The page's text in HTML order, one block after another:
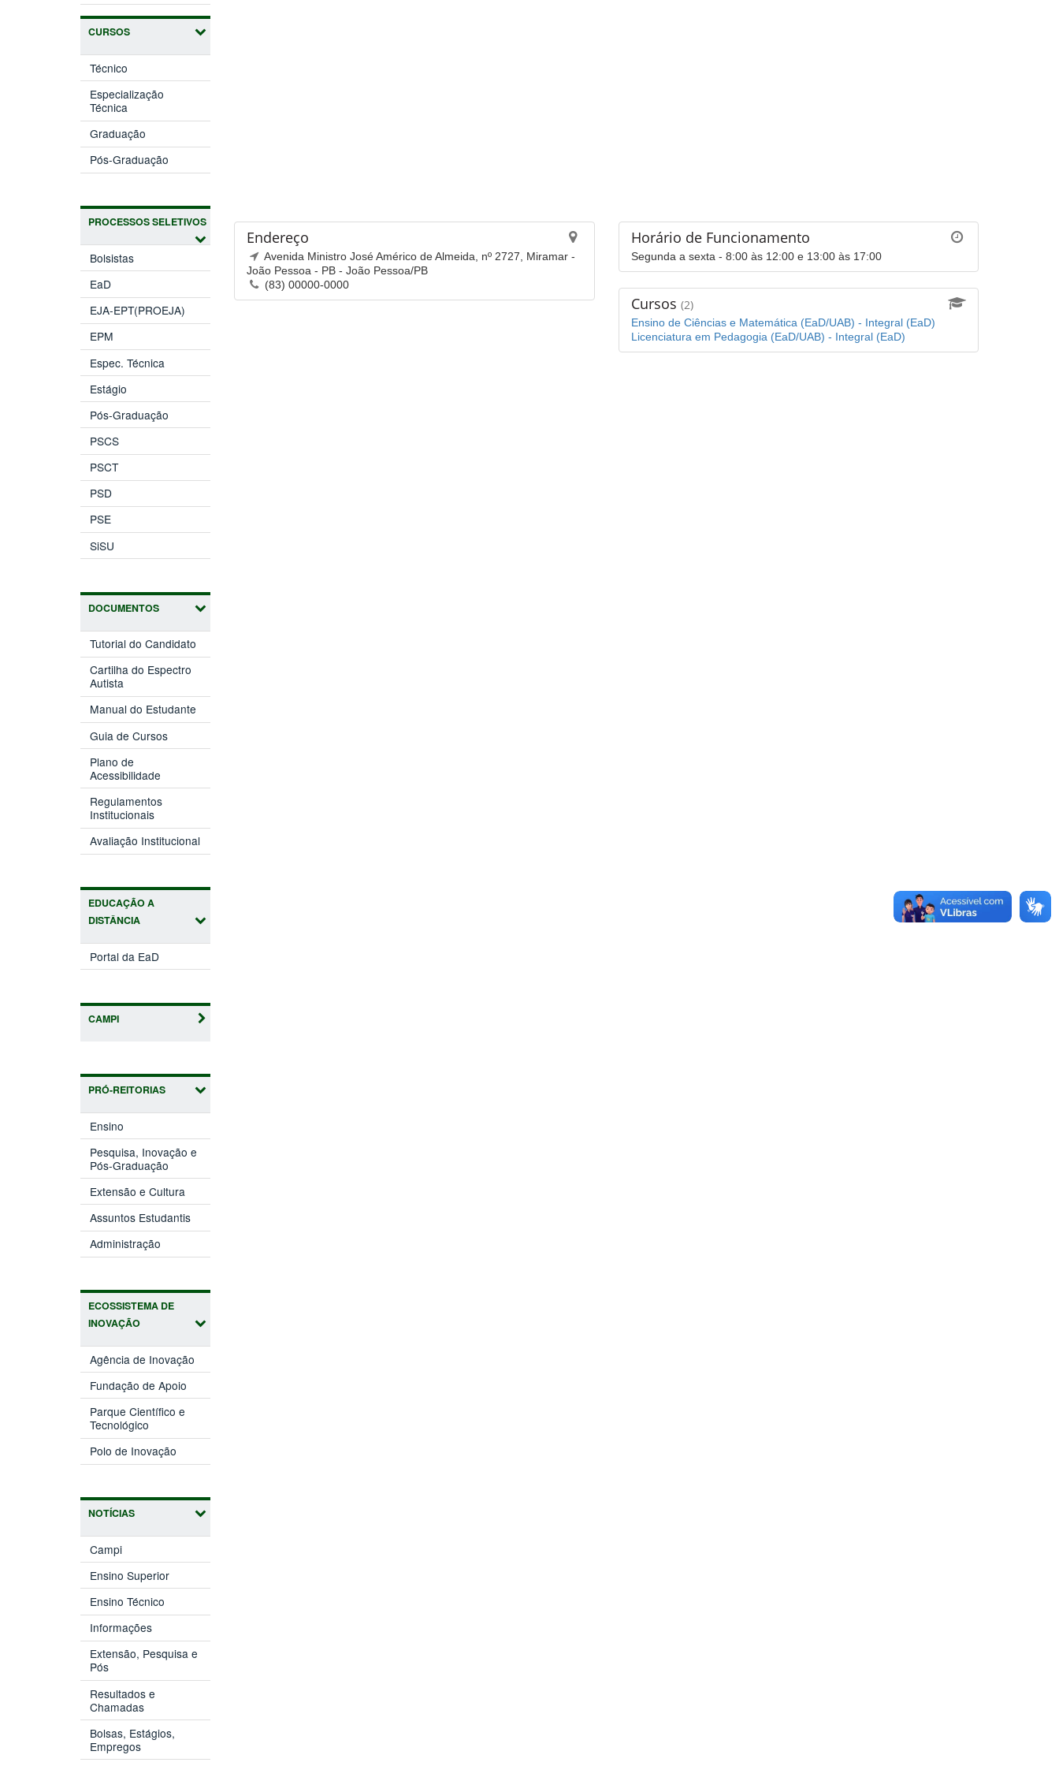
CURSOS
Técnico
Especialização
Técnica
Graduação
Pós-Graduação
PROCESSOS SELETIVOS
Bolsistas
EaD
EJA-EPT(PROEJA)
EPM
Espec. Técnica
Estágio
Pós-Graduação
PSCS
PSCT
PSD
PSE
SiSU
DOCUMENTOS
Tutorial do Candidato
Cartilha do Espectro
Autista
Manual do Estudante
Guia de Cursos
Plano de
Acessibilidade
Regulamentos
Institucionais
Avaliação Institucional
EDUCAÇÃO A
DISTÂNCIA
Portal da EaD
CAMPI
PRÓ-REITORIAS
Ensino
em
nova
janela)
Pesquisa, Inovação e
Pós-Graduação (abre
em
nova
janela)
Extensão e Cultura
em
nova
janela)
Assuntos Estudantis(abre
em
janela)
Administração
em
ECOSSISTEMA DE
INOVAÇÃO
Agência de Inovação
em
janela)
Fundação de Apoio
em
Parque Científico e
Tecnológico
em
nova
janela)
Polo de Inovação
em
NOTÍCIAS
Campi
Ensino Superior
Ensino Técnico
Informações
Extensão, Pesquisa e
Pós
Resultados e
Chamadas
Bolsas, Estágios,
Empregos
Endereço
Avenida Ministro José Américo de Almeida, nº 2727, Miramar -
João Pessoa - PB - João Pessoa/PB
(83) 00000-0000
Horário de Funcionamento
Segunda a sexta - 8:00 às 12:00 e 13:00 às 17:00
Cursos (2)
Ensino de Ciências e Matemática (EaD/UAB) - Integral (EaD)
Licenciatura em Pedagogia (EaD/UAB) - Integral (EaD)